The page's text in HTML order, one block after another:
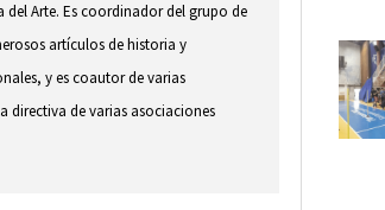
Arte. Es coordinador del grupo de
artículos de historia y
y es coautor de varias
directiva de varias asociaciones